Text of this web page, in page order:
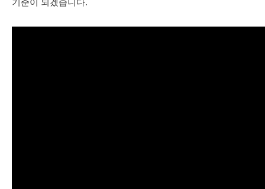
기준이 되겠습니다.